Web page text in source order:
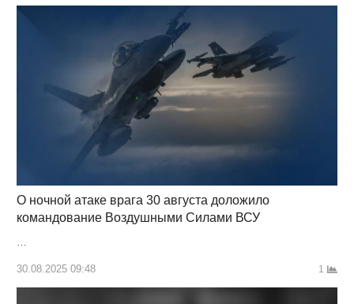
О ночной атаке врага 30 августа доложило
командование Воздушными Силами ВСУ
…
30.08.2025 09:48 1